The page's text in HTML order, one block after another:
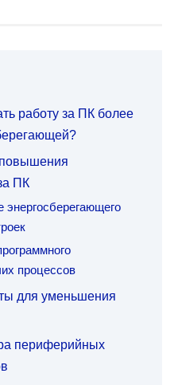
работу за ПК более
ПК
энергосберегающего
процессов
для уменьшения
периферийных